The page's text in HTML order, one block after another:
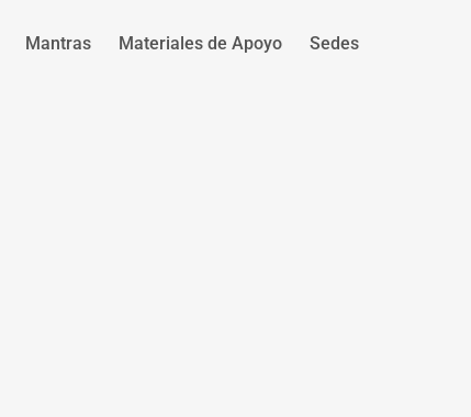
Mantras Materiales de Apoyo Sedes